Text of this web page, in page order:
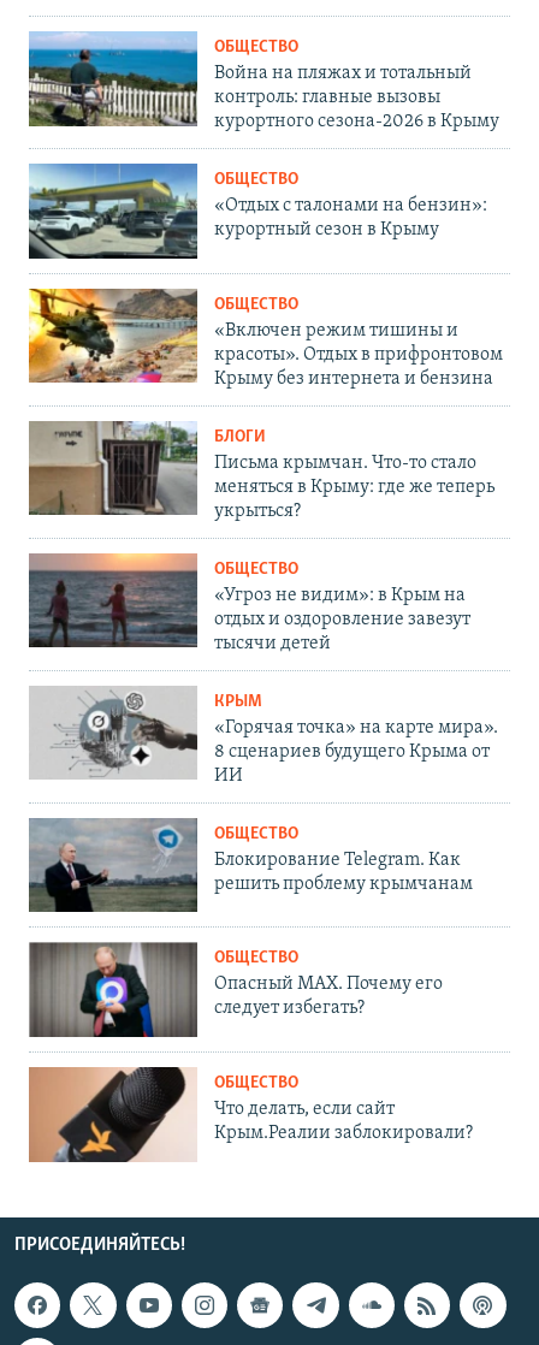
ОБЩЕСТВО
Война на пляжах и тотальный
контроль: главные вызовы
курортного сезона-2026 в Крыму
ОБЩЕСТВО
«Отдых с талонами на бензин»:
курортный сезон в Крыму
ОБЩЕСТВО
«Включен режим тишины и
красоты». Отдых в прифронтовом
Крыму без интернета и бензина
БЛОГИ
Письма крымчан. Что-то стало
меняться в Крыму: где же теперь
укрыться?
ОБЩЕСТВО
«Угроз не видим»: в Крым на
отдых и оздоровление завезут
тысячи детей
КРЫМ
«Горячая точка» на карте мира».
8 сценариев будущего Крыма от
ИИ
ОБЩЕСТВО
Блокирование Telegram. Как
решить проблему крымчанам
ОБЩЕСТВО
Опасный MAX. Почему его
следует избегать?
ОБЩЕСТВО
Что делать, если сайт
Крым.Реалии заблокировали?
ПРИСОЕДИНЯЙТЕСЬ!